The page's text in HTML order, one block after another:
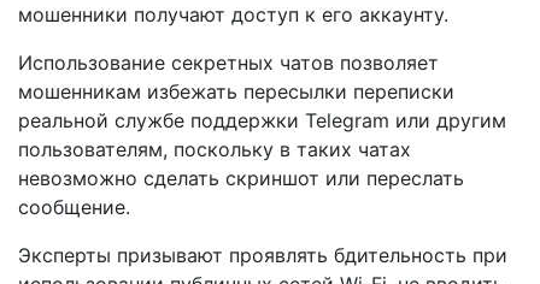
мошенники получают доступ к его аккаунту.
Использование секретных чатов позволяет
мошенникам избежать пересылки переписки
реальной службе поддержки Telegram или другим
пользователям, поскольку в таких чатах
невозможно сделать скриншот или переслать
сообщение.
Эксперты призывают проявлять бдительность при